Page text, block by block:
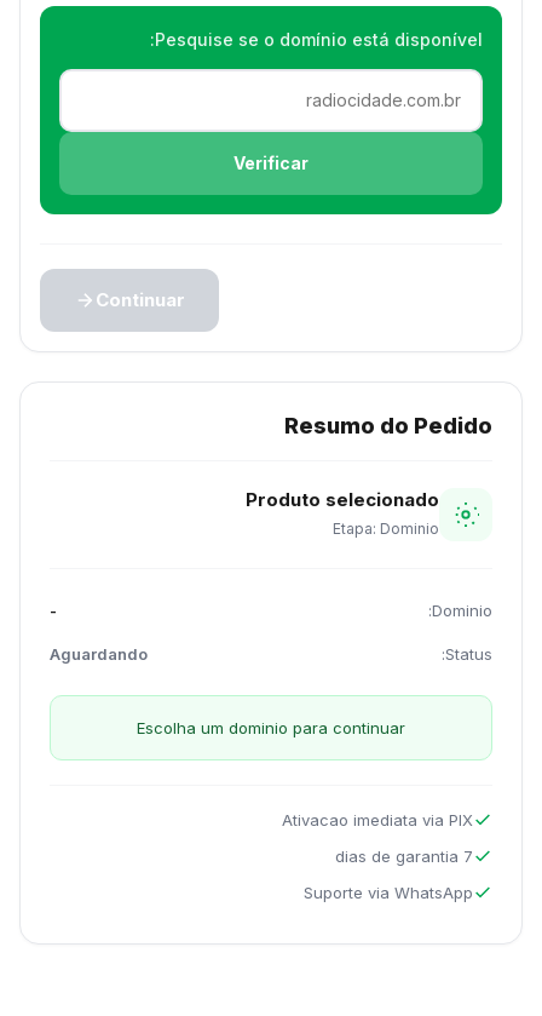
Pesquise se o domínio está disponível:
Verificar
Continuar
Resumo do Pedido
Produto selecionado
Etapa: Dominio
Dominio:
-
Status:
Aguardando
Escolha um dominio para continuar
Ativacao imediata via PIX
7 dias de garantia
Suporte via WhatsApp